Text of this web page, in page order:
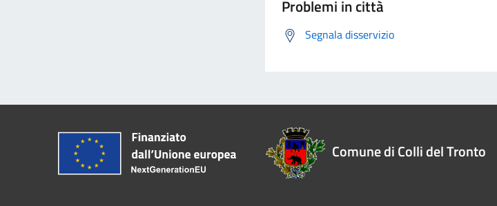
Problemi in città
Segnala disservizio
Comune di Colli del Tronto